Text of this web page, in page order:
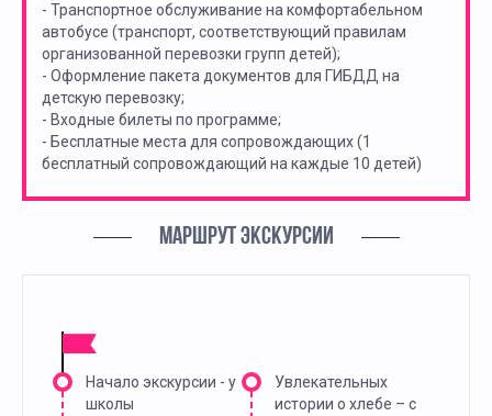
- Транспортное обслуживание на комфортабельном
автобусе (транспорт, соответствующий правилам
организованной перевозки групп детей);
- Оформление пакета документов для ГИБДД на
детскую перевозку;
- Входные билеты по программе;
- Бесплатные места для сопровождающих (1
бесплатный сопровождающий на каждые 10 детей)
МАРШРУТ ЭКСКУРСИИ
Начало экскурсии - у
школы
Увлекательных
истории о хлебе – с